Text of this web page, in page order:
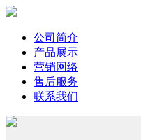
公司简介
产品展示
营销网络
售后服务
联系我们